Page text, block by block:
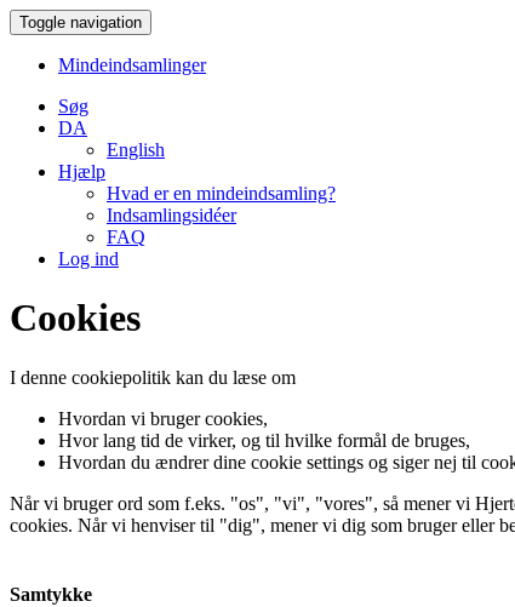
Toggle navigation
Mindeindsamlinger
Søg
DA
English
Hjælp
Hvad er en mindeindsamling?
Indsamlingsidéer
FAQ
Log ind
Cookies
I denne cookiepolitik kan du læse om
Hvordan vi bruger cookies,
Hvor lang tid de virker, og til hvilke formål de bruges,
Hvordan du ændrer dine cookie settings og siger nej til
Når vi bruger ord som f.eks. "os", "vi", "vores", så mener vi
cookies. Når vi henviser til "dig", mener vi dig som bruger eller
Samtykke